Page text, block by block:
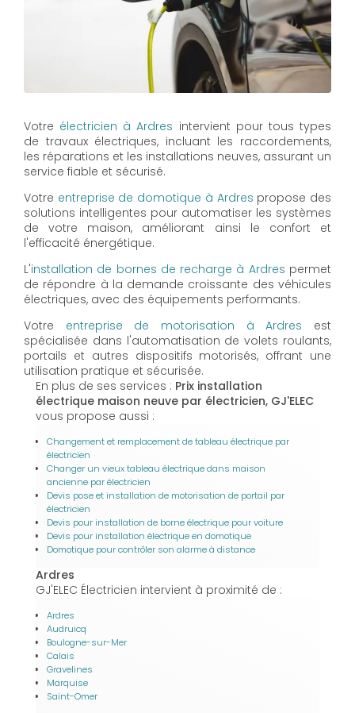
Votre électricien à Ardres intervient pour tous types
de travaux électriques, incluant les raccordements,
les réparations et les installations neuves, assurant un
service fiable et sécurisé.
Votre entreprise de domotique à Ardres propose des
solutions intelligentes pour automatiser les systèmes
de votre maison, améliorant ainsi le confort et
l'efficacité énergétique.
L'installation de bornes de recharge à Ardres permet
de répondre à la demande croissante des véhicules
électriques, avec des équipements performants.
Votre entreprise de motorisation à Ardres est
spécialisée dans l'automatisation de volets roulants,
portails et autres dispositifs motorisés, offrant une
utilisation pratique et sécurisée.
En plus de ses services : Prix installation
électrique maison neuve par électricien, GJ'ELEC
vous propose aussi :
Changement et remplacement de tableau électrique par
électricien
Changer un vieux tableau électrique dans maison
ancienne par électricien
Devis pose et installation de motorisation de portail par
électricien
Devis pour installation de borne électrique pour voiture
Devis pour installation électrique en domotique
Domotique pour contrôler son alarme à distance
Ardres
GJ'ELEC Électricien intervient à proximité de :
Ardres
Audruicq
Boulogne-sur-Mer
Calais
Gravelines
Marquise
Saint-Omer